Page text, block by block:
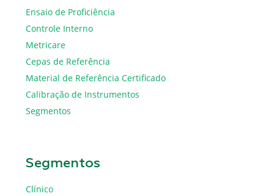
Ensaio de Proficiência
Controle Interno
Metricare
Cepas de Referência
Material de Referência Certificado
Calibração de Instrumentos
Segmentos
Segmentos
Clínico